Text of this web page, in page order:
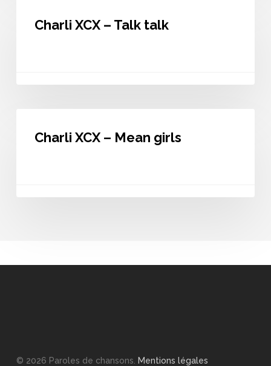
Charli XCX – Talk talk
Charli XCX – Mean girls
© 2026 Paroles de chansons. Mentions légales